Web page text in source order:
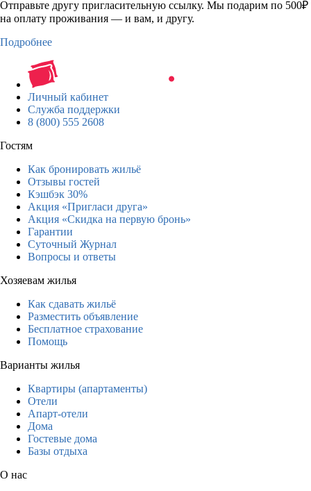
Отправьте другу пригласительную ссылку. Мы подарим по 500₽
на оплату проживания — и вам, и другу.
Подробнее
Личный кабинет
Служба поддержки
8 (800) 555 2608
Гостям
Как бронировать жильё
Отзывы гостей
Кэшбэк 30%
Акция «Пригласи друга»
Акция «Скидка на первую бронь»
Гарантии
Суточный Журнал
Вопросы и ответы
Хозяевам жилья
Как сдавать жильё
Разместить объявление
Бесплатное страхование
Помощь
Варианты жилья
Квартиры (апартаменты)
Отели
Апарт-отели
Дома
Гостевые дома
Базы отдыха
О нас